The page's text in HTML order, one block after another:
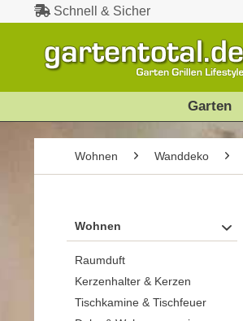
Schnell & Sicher
Garten
Wohnen Wanddeko
Wohnen
Raumduft
Kerzenhalter & Kerzen
Tischkamine & Tischfeuer